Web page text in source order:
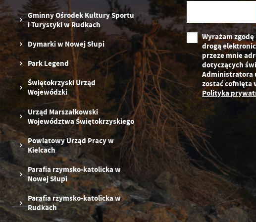
Gminny Ośrodek Kultury Sportu
i Turystyki w Rudkach
Dymarki w Nowej Słupi
Park Legend
Świętokrzyski Urząd
Wojewódzki
Urząd Marszałkowski
Województwa Świętokrzyskiego
Powiatowy Urząd Pracy w
Kielcach
Parafia rzymsko-katolicka w
Nowej Słupi
Parafia rzymsko-katolicka w
Rudkach
Wyrażam
drogą
przeze mnie
dotyczących
Administratora
zostać cofnięta
Polityka